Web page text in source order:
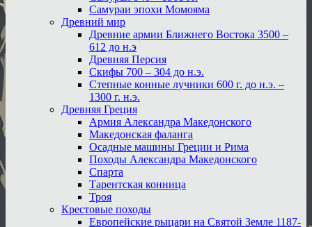
Самураи эпохи Момояма
Древний мир
Древние армии Ближнего Востока 3500 –
612 до н.э
Древняя Персия
Скифы 700 – 304 до н.э.
Степные конные лучники 600 г. до н.э. –
1300 г. н.э.
Древняя Греция
Армия Александра Македонского
Македонская фаланга
Осадные машины Греции и Рима
Походы Александра Македонского
Спарта
Тарентская конница
Троя
Крестовые походы
Европейские рыцари на Святой Земле 1187-